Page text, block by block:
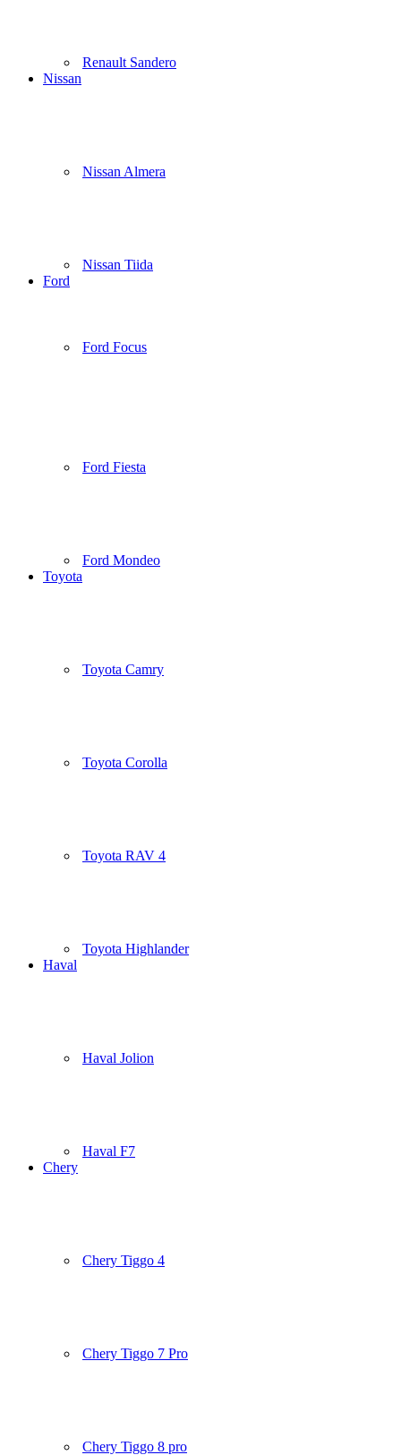
Renault Sandero
Nissan
Nissan Almera
Nissan Tiida
Ford
Ford Focus
Ford Fiesta
Ford Mondeo
Toyota
Toyota Camry
Toyota Corolla
Toyota RAV 4
Toyota Highlander
Haval
Haval Jolion
Haval F7
Chery
Chery Tiggo 4
Chery Tiggo 7 Pro
Chery Tiggo 8 pro